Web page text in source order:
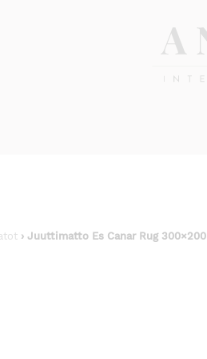
› Juuttimatto Es Canar Rug 300×200